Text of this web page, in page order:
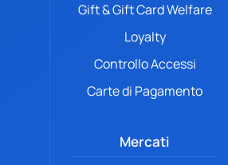
Gift & Gift Card Welfare
Loyalty
Controllo Accessi
Carte di Pagamento
Mercati